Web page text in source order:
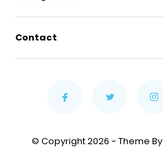
Contact
© Copyright 2026 - Theme By